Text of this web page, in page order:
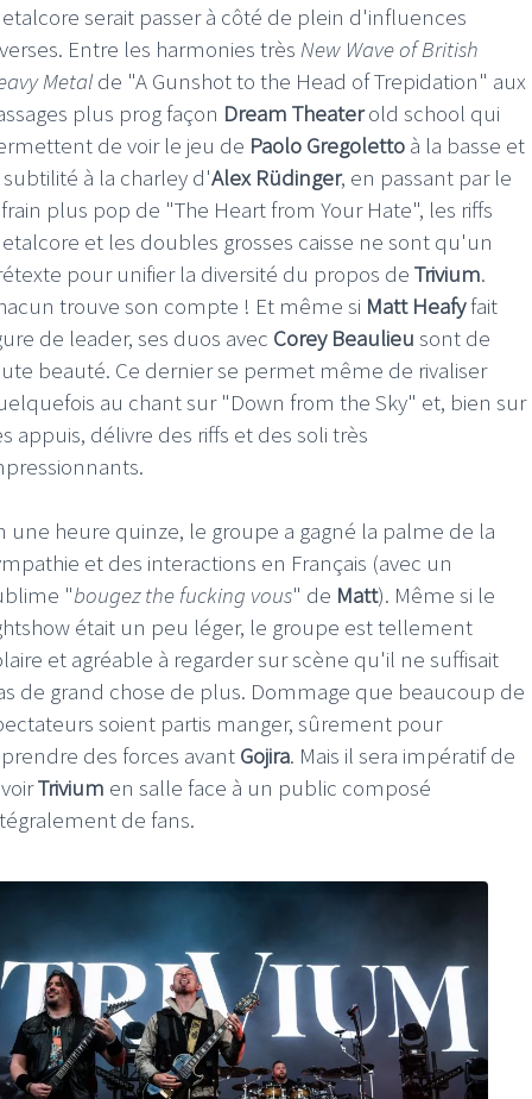
serait passer à côté de plein d'influences
Entre les harmonies très New Wave of British
Metalde "A Gunshot to the Head of Trepidation" aux
plus prog façon Dream Theaterold school qui
de voir le jeu de Paolo Gregoletto à la basse et
à la charley d'Alex Rüdinger, en passant par le
plus pop de "The Heart from Your Hate", les riffs
et les doubles grosses caisse ne sont qu'un
pour unifier la diversité du propos de Trivium.
trouve son compte ! Et même si Matt Heafyfait
de leader, ses duos avec Corey Beaulieu sont de
beauté. Ce dernier se permet même de rivaliser
au chant sur "Down from the Sky" et, bien sur
appuis, délivre des riffs et des soli très
une heure quinze, le groupe a gagné la palme de la
et des interactions en Français (avec un
"bougez the fucking vous" de Matt). Même si le
était un peu léger, le groupe est tellement
et agréable à regarder sur scène qu'il ne suffisait
de grand chose de plus. Dommage que beaucoup de
soient partis manger, sûrement pour
des forces avant Gojira. Mais il sera impératif de
Trivium en salle face à un public composé
de fans.